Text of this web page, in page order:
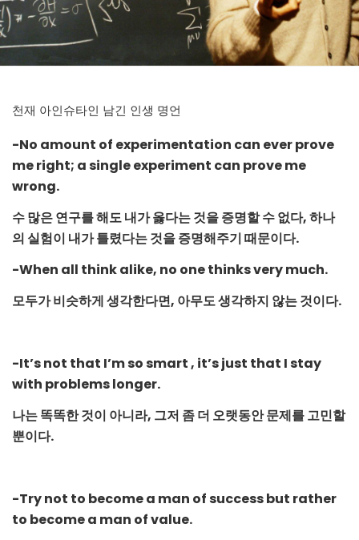
천재 아인슈타인 남긴 인생 명언
-No amount of experimentation can ever prove
me right; a single experiment can prove me
wrong.
수 많은 연구를 해도 내가 옳다는 것을 증명할 수 없다, 하나
의 실험이 내가 틀렸다는 것을 증명해주기 때문이다.
-When all think alike, no one thinks very much.
모두가 비슷하게 생각한다면, 아무도 생각하지 않는 것이다.
-It’s not that I’m so smart , it’s just that I stay
with problems longer.
나는 똑똑한 것이 아니라, 그저 좀 더 오랫동안 문제를 고민할
뿐이다.
-Try not to become a man of success but rather
to become a man of value.